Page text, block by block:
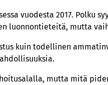
vuodesta 2017. Polku
luonnontieteitä, mutta
kuin todellinen
mutta mitä